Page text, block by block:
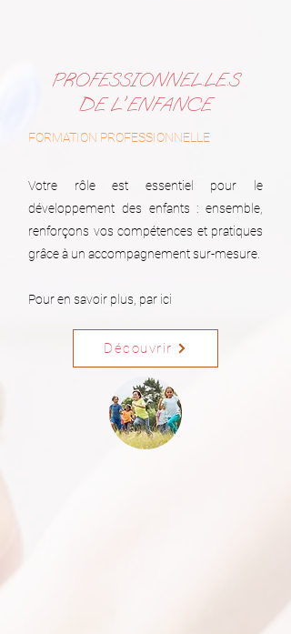
PROFESSIONNEL.LE.S
DE L'ENFANCE
FORMATION PROFESSIONNELLE
Votre rôle est essentiel pour le
développement des enfants : ensemble,
renforçons vos compétences et pratiques
grâce à un accompagnement sur-mesure.
Pour en savoir plus, par ici
Découvrir